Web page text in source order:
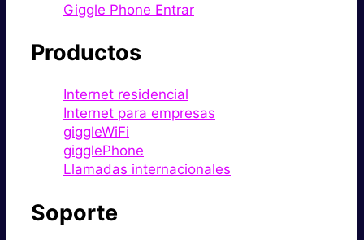
Giggle Phone Entrar
Productos
Internet residencial
Internet para empresas
giggleWiFi
gigglePhone
Llamadas internacionales
Soporte